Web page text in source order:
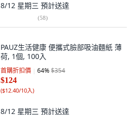
8/12 星期三 預計送達
(58)
PAUZ生活健康 便攜式臉部吸油麵紙 薄
荷, 1個, 100入
首購折扣價 64%$354
$124
($12.40/10入)
8/12 星期三 預計送達